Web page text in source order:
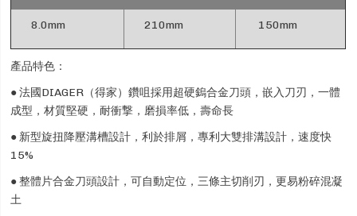
8.0mm 210mm 150mm
產品特色：
● 法國DIAGER（得家）鑽咀採用超硬鎢合金刀頭，嵌入刀刃，一體
成型，材質堅硬，耐衝撃，磨損率低，壽命長
● 新型旋扭降壓溝槽設計，利於排屑，專利大雙排溝設計，速度快
15%
● 整體片合金刀頭設計，可自動定位，三條主切削刃，更易粉碎混凝
土